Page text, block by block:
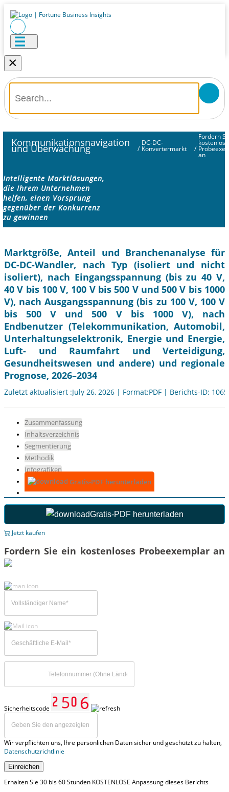
×
Kommunikationsnavigation
und Überwachung /
DC-DC-
Konvertermarkt /
Fordern
an
Intelligente Marktlösungen,
die Ihrem Unternehmen
helfen, einen Vorsprung
gegenüber der Konkurrenz
zu gewinnen
Marktgröße, Anteil und Branchenanalyse für
DC-DC-Wandler, nach Typ (isoliert und nicht
isoliert), nach Eingangsspannung (bis zu 40 V,
40 V bis 100 V, 100 V bis 500 V und 500 V bis 1000
V), nach Ausgangsspannung (bis zu 100 V, 100 V
bis 500 V und 500 V bis 1000 V), nach
Endbenutzer (Telekommunikation, Automobil,
Unterhaltungselektronik, Energie und Energie,
Luft- und Raumfahrt und Verteidigung,
Gesundheitswesen und andere) und regionale
Prognose, 2026–2034
Zuletzt aktualisiert :July 26, 2026 | Format:PDF | Berichts-ID:
Zusammenfassung
Inhaltsverzeichnis
Segmentierung
Methodik
Infografiken
Gratis-PDF herunterladen
Gratis-PDF herunterladen
Jetzt kaufen
Fordern Sie ein kostenloses Probeexemplar an
Sicherheitscode
Wir verpflichten uns, Ihre persönlichen Daten sicher und geschützt zu halten,
Datenschutzrichtlinie
Einreichen
Erhalten Sie 30 bis 60 Stunden KOSTENLOSE Anpassung dieses Berichts